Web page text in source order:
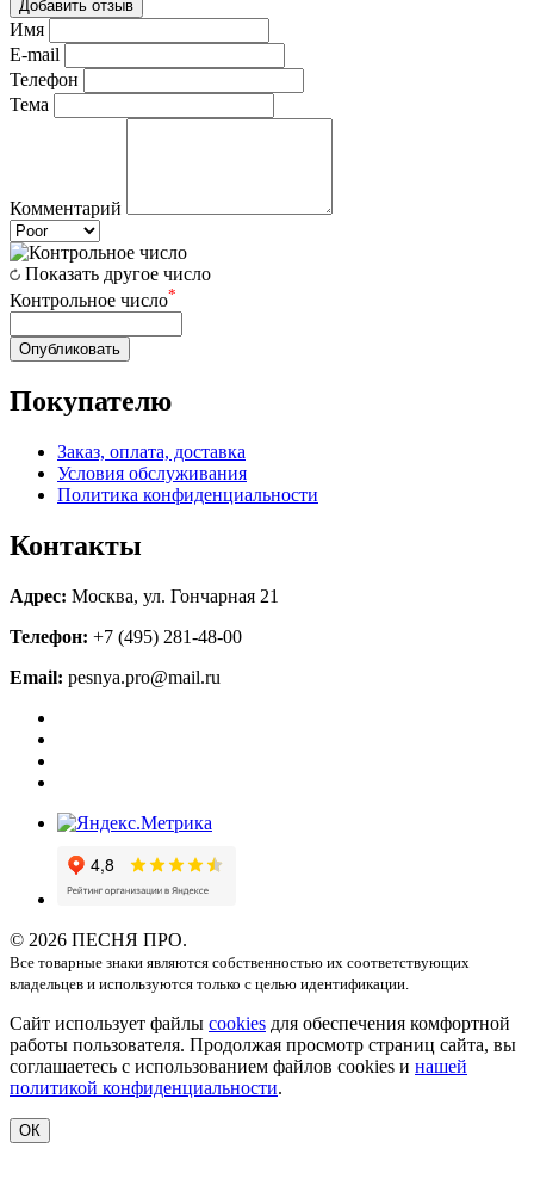
Добавить отзыв
Имя
E-mail
Телефон
Тема
Комментарий
Показать другое число
Контрольное число*
Опубликовать
Покупателю
Заказ, оплата, доставка
Условия обслуживания
Политика конфиденциальности
Контакты
Адрес: Москва, ул. Гончарная 21
Телефон: +7 (495) 281-48-00
Email: pesnya.pro@mail.ru
© 2026 ПЕСНЯ ПРО.
Все товарные знаки являются собственностью их соответствующих
владельцев и используются только с целью идентификации.
Сайт использует файлы cookies для обеспечения комфортной
работы пользователя. Продолжая просмотр страниц сайта, вы
соглашаетесь с использованием файлов cookies и нашей
политикой конфиденциальности.
ОК